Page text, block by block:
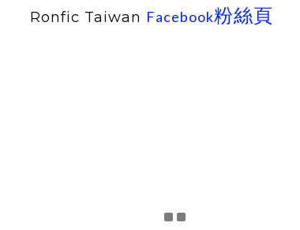
Ronfic Taiwan Facebook粉絲頁